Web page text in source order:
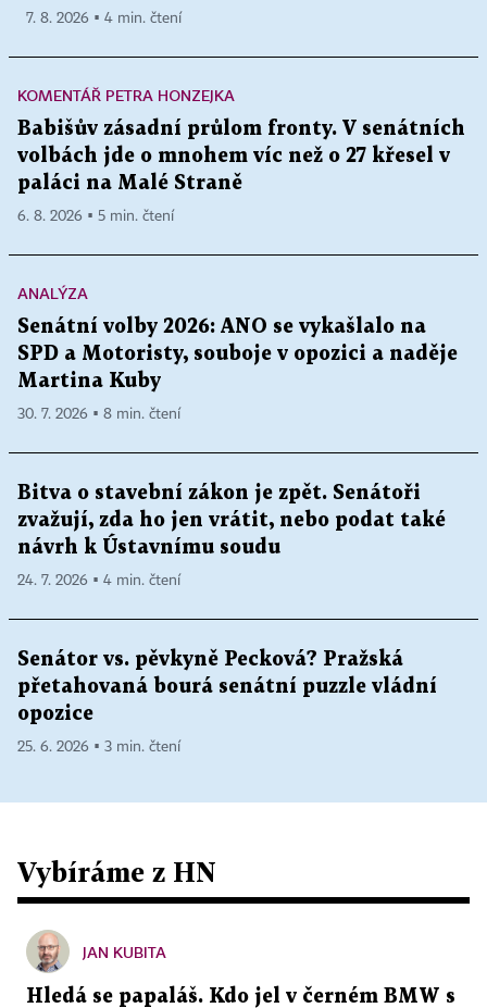
7. 8. 2026 ▪ 4 min. čtení
KOMENTÁŘ PETRA HONZEJKA
Babišův zásadní průlom fronty. V senátních
volbách jde o mnohem víc než o 27 křesel v
paláci na Malé Straně
6. 8. 2026 ▪ 5 min. čtení
ANALÝZA
Senátní volby 2026: ANO se vykašlalo na
SPD a Motoristy, souboje v opozici a naděje
Martina Kuby
30. 7. 2026 ▪ 8 min. čtení
Bitva o stavební zákon je zpět. Senátoři
zvažují, zda ho jen vrátit, nebo podat také
návrh k Ústavnímu soudu
24. 7. 2026 ▪ 4 min. čtení
Senátor vs. pěvkyně Pecková? Pražská
přetahovaná bourá senátní puzzle vládní
opozice
25. 6. 2026 ▪ 3 min. čtení
Vybíráme z HN
JAN KUBITA
Hledá se papaláš. Kdo jel v černém BMW s